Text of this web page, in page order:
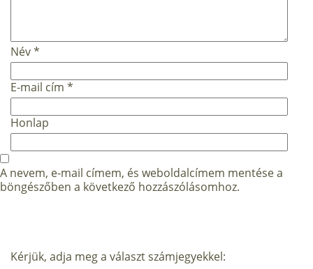
Név*
E-mail cím *
Honlap
A nevem, e-mail címem, és weboldalcímem mentése a
böngészőben a következő hozzászólásomhoz.
Kérjük, adja meg a választ számjegyekkel: